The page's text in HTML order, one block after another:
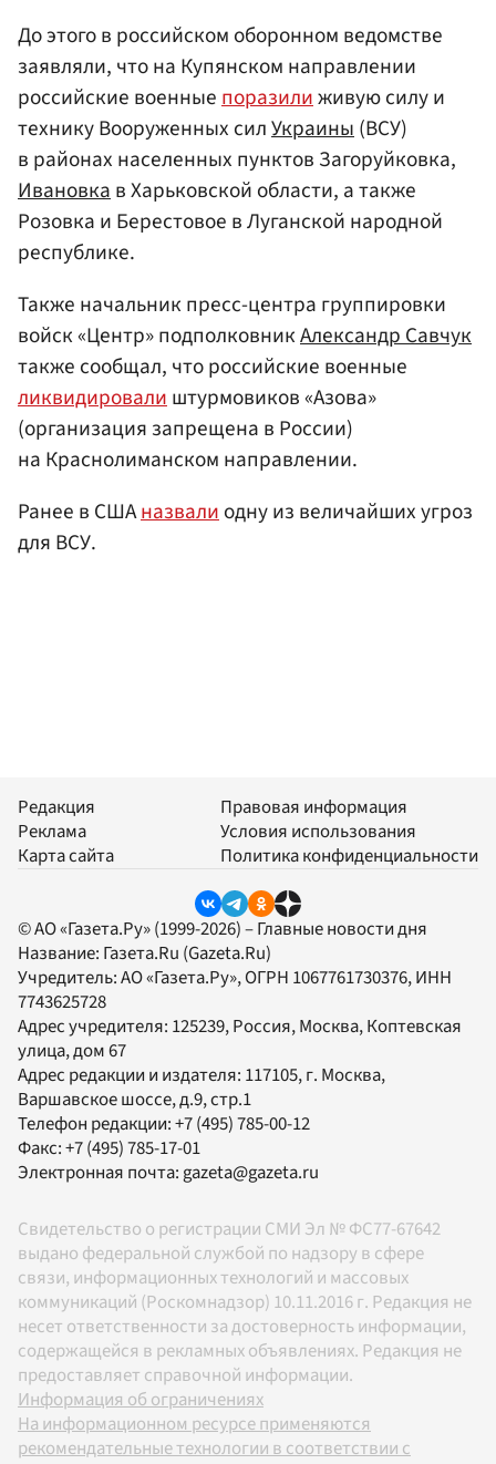
До этого в российском оборонном ведомстве
заявляли, что на Купянском направлении
российские военные поразилиживую силу и
технику Вооруженных силУкраины (ВСУ)
в районах населенных пунктов Загоруйковка,
Ивановка в Харьковской области, а также
Розовка и Берестовое в Луганской народной
республике.
Также начальник пресс-центра группировки
войск «Центр» подполковникАлександр Савчук
также сообщал, что российские военные
ликвидировалиштурмовиков «Азова»
(организация запрещена в России)
на Краснолиманском направлении.
Ранее в СШАназвалиодну из величайших угроз
для ВСУ.
Редакция
Реклама
Карта сайта
Правовая информация
Условия использования
Политика конфиденциальности
© АО «Газета.Ру» (1999-2026) – Главные новости дня
Название: Газета.Ru (Gazeta.Ru)
Учредитель:АО «Газета.Ру», ОГРН 1067761730376, ИНН
7743625728
Адрес учредителя: 125239, Россия, Москва, Коптевская
улица, дом 67
Адрес редакции и издателя: 117105, г. Москва,
Варшавское шоссе, д.9, стр.1
Телефон редакции:+7 (495) 785-00-12
Факс:+7 (495) 785-17-01
Электронная почта:gazeta@gazeta.ru
Свидетельство о регистрации СМИ Эл № ФС77-67642
выдано федеральной службой по надзору в сфере
связи, информационных технологий и массовых
коммуникаций (Роскомнадзор) 10.11.2016 г. Редакция не
несет ответственности за достоверность информации,
содержащейся в рекламных объявлениях. Редакция не
предоставляет справочной информации.
Информация об ограничениях
На информационном ресурсе применяются
рекомендательные технологии в соответствии с